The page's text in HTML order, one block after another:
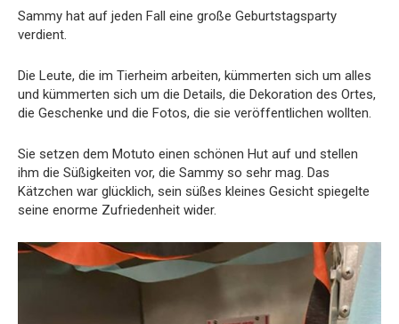
Sammy hat auf jeden Fall eine große Geburtstagsparty
verdient.
Die Leute, die im Tierheim arbeiten, kümmerten sich um alles
und kümmerten sich um die Details, die Dekoration des Ortes,
die Geschenke und die Fotos, die sie veröffentlichen wollten.
Sie setzen dem Motuto einen schönen Hut auf und stellen
ihm die Süßigkeiten vor, die Sammy so sehr mag. Das
Kätzchen war glücklich, sein süßes kleines Gesicht spiegelte
seine enorme Zufriedenheit wider.